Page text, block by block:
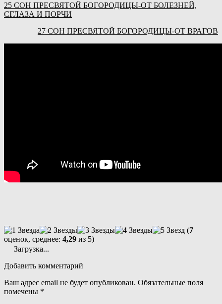
25 СОН ПРЕСВЯТОЙ БОГОРОДИЦЫ-ОТ БОЛЕЗНЕЙ,
СГЛАЗА И ПОРЧИ
27 СОН ПРЕСВЯТОЙ БОГОРОДИЦЫ-ОТ ВРАГОВ
(7
оценок, среднее: 4,29 из 5)
Загрузка...
Добавить комментарий
Ваш адрес email не будет опубликован. Обязательные поля
помечены *